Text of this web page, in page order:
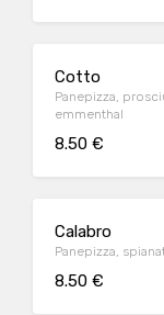
Cotto
Panepizza,
emmenthal
8.50 €
Calabro
Panepizza,
8.50 €